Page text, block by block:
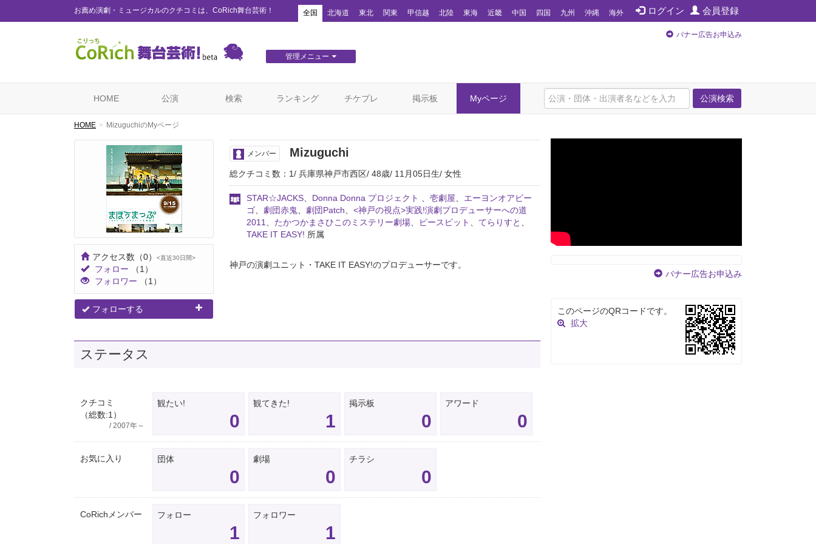
お薦め演劇・ミュージカルのクチコミは、CoRich舞台芸術！ ログイン 会員登録
全国 北海道 東北 関東 甲信越 北陸 東海 近畿 中国 四国 九州 沖縄 海外
管理メニュー
バナー広告お申込み
公演検索
HOME 公演 検索 ランキング チケプレ 掲示板 Myページ
HOME MizuguchiのMyページ
アクセス数 （0） <直近30日間>
フォロー
（1）
フォロワー
（1）
フォローする
メンバー Mizuguchi
総クチコミ数：1 兵庫県神戸市西区 48歳 11月05日生 女性
STAR☆JACKS Donna Donna プロジェクト 壱劇屋
エーヨンオアビー
ゴ
劇団赤鬼 劇団Patch
<神戸の視点>実践!演劇プロデューサーへの道
2011
たかつかまさひこのミステリー劇場 ピースピット てらりすと
TAKE IT EASY! 所属
神戸の演劇ユニット・TAKE IT EASY!のプロデューサーです。
ステータス
クチコミ
（総数:1）
/ 2007年～
観たい!
0
観てきた!
1
掲示板
0
アワード
0
お気に入り 団体
0
劇場
0
チラシ
0
CoRichメンバー フォロー
1
フォロワー
1
バナー広告お申込み
このページのQRコードです。
拡大